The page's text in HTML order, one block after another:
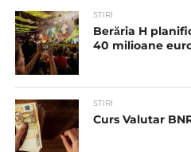
STIRI
Berăria H
40 milioane
STIRI
Curs Valutar